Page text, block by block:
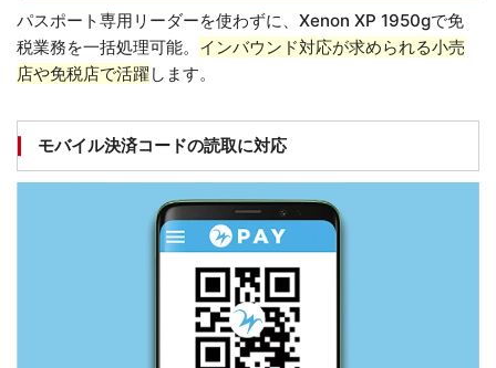
パスポート専用リーダーを使わずに、Xenon XP 1950gで免
税業務を一括処理可能。 インバウンド対応が求められる小売
店や免税店で活躍 します。
モバイル決済コードの読取に対応